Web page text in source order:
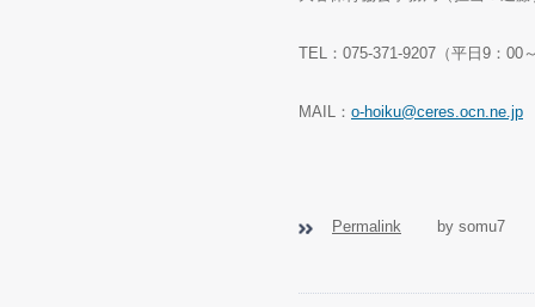
TEL ： 075-371-9207 （平日 9 ： 00
MAIL ： o-hoiku@ceres.ocn.ne.jp
Permalink by somu7